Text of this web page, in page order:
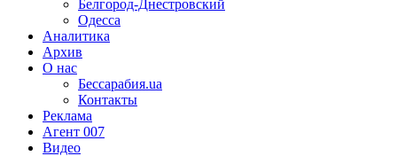
Белгород-Днестровский
Одесса
Аналитика
Архив
О нас
Бессарабия.ua
Контакты
Реклама
Агент 007
Видео